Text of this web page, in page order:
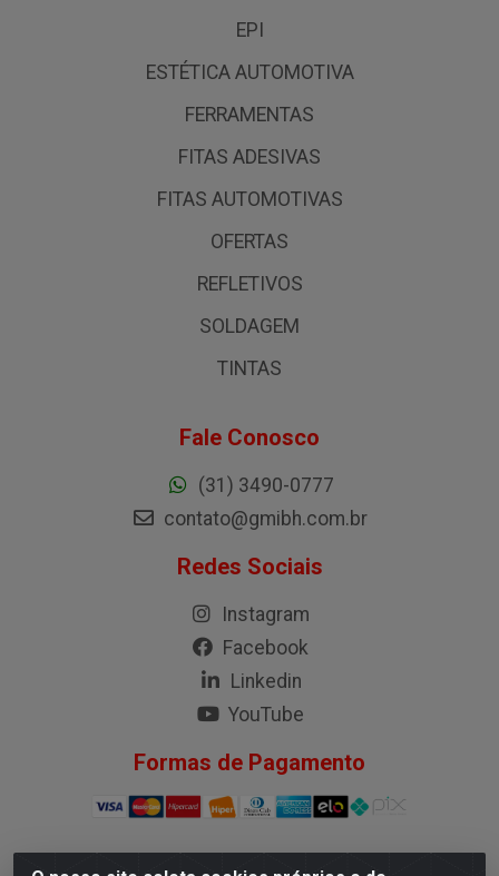
EPI
ESTÉTICA AUTOMOTIVA
FERRAMENTAS
FITAS ADESIVAS
FITAS AUTOMOTIVAS
OFERTAS
REFLETIVOS
SOLDAGEM
TINTAS
Fale Conosco
(31) 3490-0777
contato@gmibh.com.br
Redes Sociais
Instagram
Facebook
Linkedin
YouTube
Formas de Pagamento